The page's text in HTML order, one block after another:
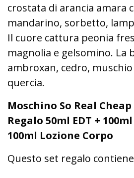
crostata di arancia amara
mandarino, sorbetto,
Il cuore cattura peonia
magnolia e gelsomino. La
ambroxan, cedro,
quercia.
Moschino So Real
Regalo 50ml EDT +
100ml Lozione Corpo
Questo set regalo